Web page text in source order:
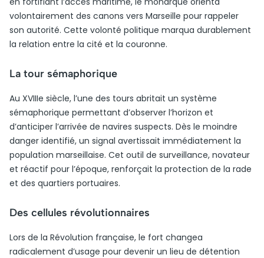
volontairement des canons vers Marseille pour rappeler
son autorité. Cette volonté politique marqua durablement
la relation entre la cité et la couronne.
La tour sémaphorique
Au XVIIIe siècle, l’une des tours abritait un système
sémaphorique permettant d’observer l’horizon et
d’anticiper l’arrivée de navires suspects. Dès le moindre
danger identifié, un signal avertissait immédiatement la
population marseillaise. Cet outil de surveillance, novateur
et réactif pour l’époque, renforçait la protection de la rade
et des quartiers portuaires.
Des cellules révolutionnaires
Lors de la Révolution française, le fort changea
radicalement d’usage pour devenir un lieu de détention